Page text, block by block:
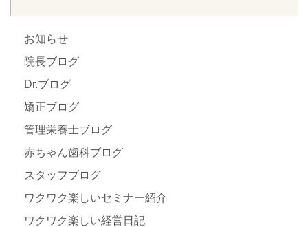
お知らせ
院長ブログ
Dr.ブログ
矯正ブログ
管理栄養士ブログ
赤ちゃん歯科ブログ
スタッフブログ
ワクワク楽しいセミナー紹介
ワクワク楽しい経営日記